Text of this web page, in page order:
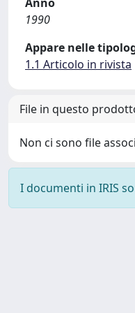
1990
Appare nelle
1.1 Articolo in rivista
File in questo
Non ci sono file
I documenti in IRIS